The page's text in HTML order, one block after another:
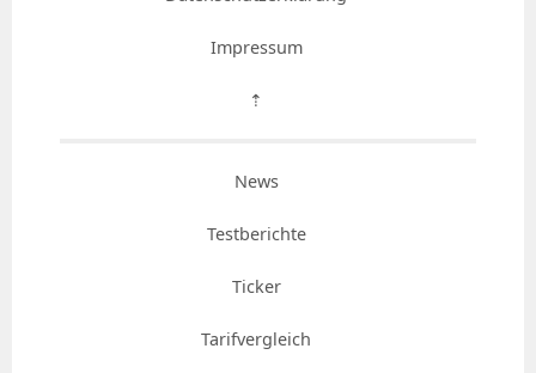
Impressum
⇡
News
Testberichte
Ticker
Tarifvergleich